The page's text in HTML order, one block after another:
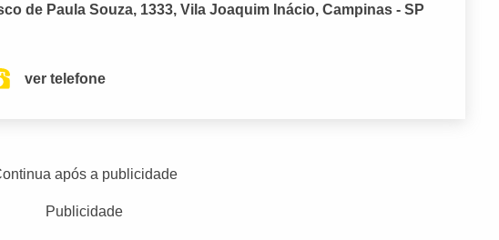
de Paula Souza, 1333, Vila Joaquim Inácio, Campinas - SP
ver telefone
após a publicidade
Publicidade